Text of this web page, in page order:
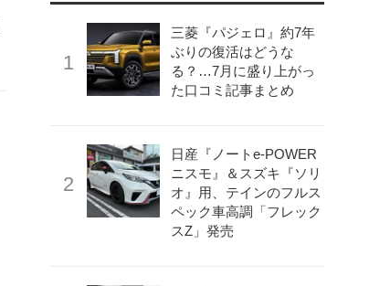
三菱『パジェロ』約7年
ぶりの復活はどうな
る？…7月に盛り上がっ
た口コミ記事まとめ
日産『ノートe-POWER
ニスモ』＆スズキ『ソリ
オ』用、テインのフルス
ペック車高調「フレック
スZ」発売